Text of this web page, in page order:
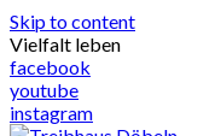
Skip to content
Vielfalt leben
facebook
youtube
instagram